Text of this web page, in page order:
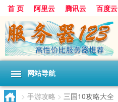
首 页 阿里云 腾讯云 百度云
网站导航
> 手游攻略 > 三国10攻略大全